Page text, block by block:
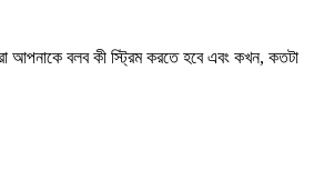
আপনাকে বলব কী স্ট্রিম করতে হবে এবং কখন, কতটা